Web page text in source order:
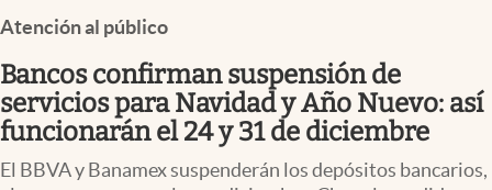
Pc y celular
Vida y estilo
Tv
Atención al público
Bancos confirman suspensión de
servicios para Navidad y Año Nuevo: así
funcionarán el 24 y 31 de diciembre
El BBVA y Banamex suspenderán los depósitos bancarios,